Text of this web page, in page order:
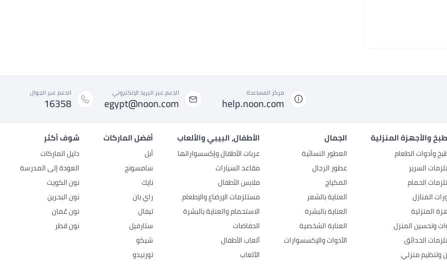
مركز المساعدة
help.noon.com
الدعم عبر البريد الإلكتروني
egypt@noon.com
الدعم عبر الجوال
16358
والأجهزة المنزلية
وأدوات الطعام
السرير
الحمام
المنازل
المنزلية
وتحسين المنزل
الحدائق
وتنظيم منزلي
الجمال
العطور النسائية
عطور الرجال
المكياج
العناية بالشعر
العناية بالبشرة
العناية الشخصية
الأدوات والإكسسوارات
الأطفال، البيبي والألعاب
عربات الأطفال وإكسسواراتها
مقاعد السيارات
ملابس الأطفال
مستلزمات الإرضاع والإطعام
الاستحمام والعناية بالبشرة
الحفاضات
ألعاب الأطفال
الألعاب
أفضل الماركات
أبل
سامسونج
نايك
راي بان
تيفال
ستارفيل
شيكو
تورنيدو
شوف أكثر
دليل الماركات
العودة إلى المدرسة
نون الكويت
نون البحرين
نون عُمان
نون قطر